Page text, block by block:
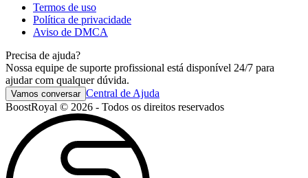
Termos de uso
Política de privacidade
Aviso de DMCA
Precisa de ajuda?
Nossa equipe de suporte profissional está disponível 24/7 para
ajudar com qualquer dúvida.
Vamos conversar Central de Ajuda
BoostRoyal © 2026 - Todos os direitos reservados